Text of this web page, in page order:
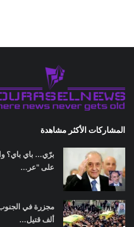
المشاركات الأكثر مشاهدة
برّي... باي باي؟
على "عر...
ألف قتيل...